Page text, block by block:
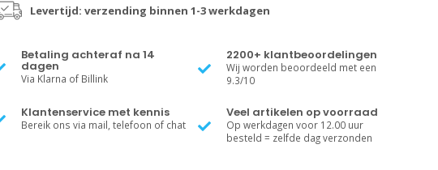
Levertijd: verzending binnen 1-3 werkdagen
Betaling achteraf na 14
dagen
Via Klarna of Billink
2200+ klantbeoordelingen
Wij worden beoordeeld met een
9.3/10
Klantenservice met kennis
Bereik ons via mail, telefoon of chat
Veel artikelen op voorraad
Op werkdagen voor 12.00 uur
besteld = zelfde dag verzonden